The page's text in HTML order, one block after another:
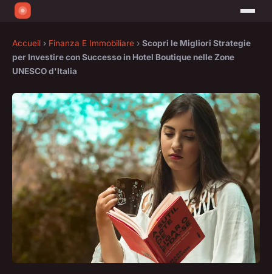
Accueil › Finanza E Immobiliare › Scopri le Migliori Strategie
per Investire con Successo in Hotel Boutique nelle Zone
UNESCO d'Italia